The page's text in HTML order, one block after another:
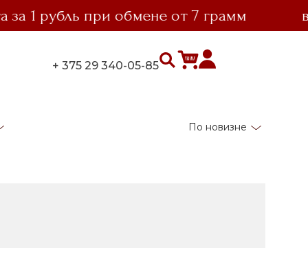
рубль при обмене от 7 грамм
+ 375 29 340-05-85
По новизне